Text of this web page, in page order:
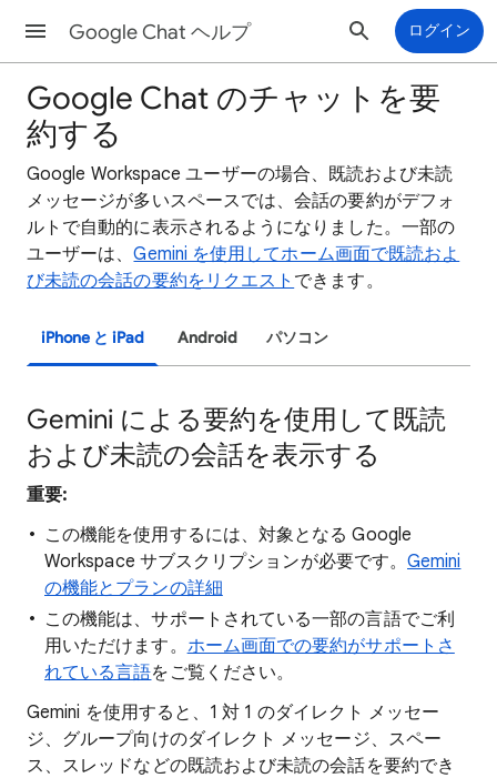
Google Chat ヘルプ ログイン
Google Chat のチャットを要
約する
Google Workspace ユーザーの場合、既読および未読
メッセージが多いスペースでは、会話の要約がデフォ
ルトで自動的に表示されるようになりました。一部の
ユーザーは、Gemini を使用してホーム画面で既読およ
び未読の会話の要約をリクエスト できます。
iPhone と iPad Android パソコン
Gemini による要約を使用して既読
および未読の会話を表示する
重要:
この機能を使用するには、対象となる Google
Workspace サブスクリプションが必要です。 Gemini
の機能とプランの詳細
この機能は、サポートされている一部の言語でご利
用いただけます。 ホーム画面での要約がサポートさ
れている言語をご覧ください。
Gemini を使用すると、1 対 1 のダイレクト メッセー
ジ、グループ向けのダイレクト メッセージ、スペー
ス、スレッドなどの既読および未読の会話を要約でき